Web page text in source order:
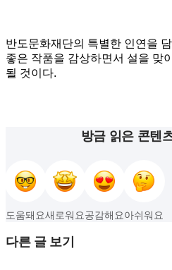
반도문화재단의 특별한 인연을
좋은 작품을 감상하면서 설을 맞
될 것이다.
방금 읽은 콘텐
도움돼요새로워요공감해요아쉬워요
다른 글 보기